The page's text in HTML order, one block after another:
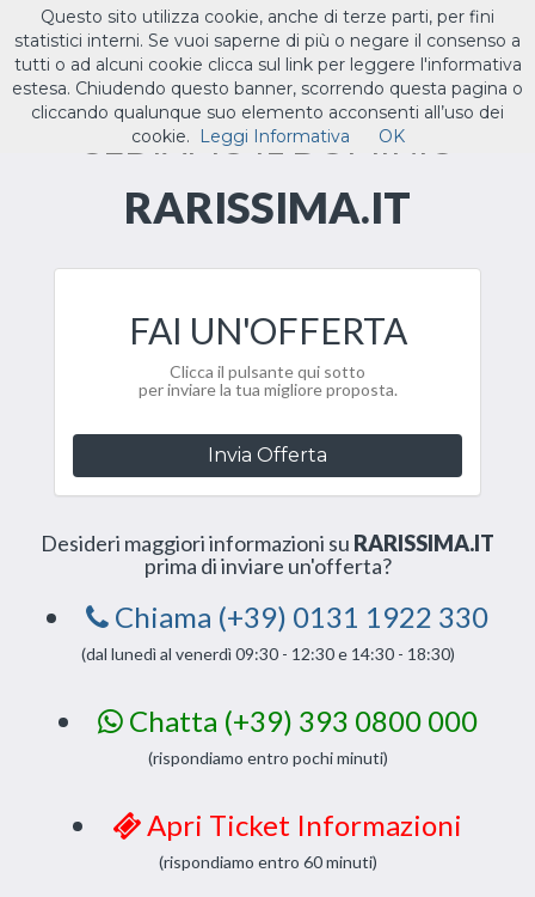
Toggle
ILTUO.IT
CEDIAMO IL DOMINIO
RARISSIMA.IT
FAI UN'OFFERTA
Clicca il pulsante qui sotto
per inviare la tua migliore proposta.
Invia Offerta
Desideri maggiori informazioni su RARISSIMA.IT
prima di inviare un'offerta?
Chiama (+39) 0131 1922 330
(dal lunedì al venerdì 09:30 - 12:30 e 14:30 - 18:30)
Chatta (+39) 393 0800 000
(rispondiamo entro pochi minuti)
Apri Ticket Informazioni
(rispondiamo entro 60 minuti)
Questo sito utilizza cookie, anche di terze parti, per fini
statistici interni. Se vuoi saperne di più o negare il consenso a
tutti o ad alcuni cookie clicca sul link per leggere l'informativa
estesa. Chiudendo questo banner, scorrendo questa pagina o
cliccando qualunque suo elemento acconsenti all’uso dei
cookie.
Leggi Informativa OK